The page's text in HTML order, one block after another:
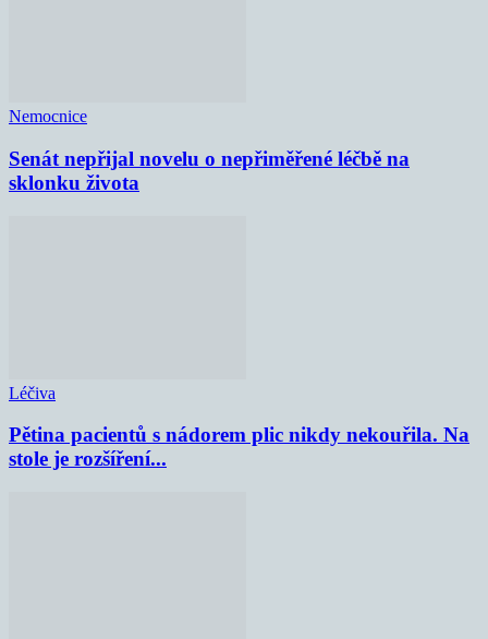
Nemocnice
Senát nepřijal novelu o nepřiměřené léčbě na
sklonku života
Léčiva
Pětina pacientů s nádorem plic nikdy nekouřila. Na
stole je rozšíření...